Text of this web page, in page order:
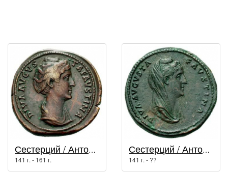
Сестерций / Антонин Пий (138 г. - 161 г.)
141 г. - 161 г.
Сестерций / Антонин Пий (138 г. - 161 г.)
141 г. - ??